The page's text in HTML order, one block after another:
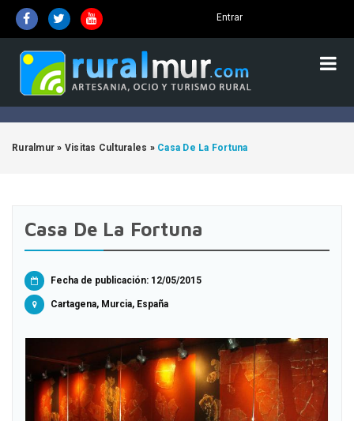
Entrar
Ruralmur » Visitas Culturales » Casa De La Fortuna
Casa De La Fortuna
Fecha de publicación: 12/05/2015
Cartagena, Murcia, España